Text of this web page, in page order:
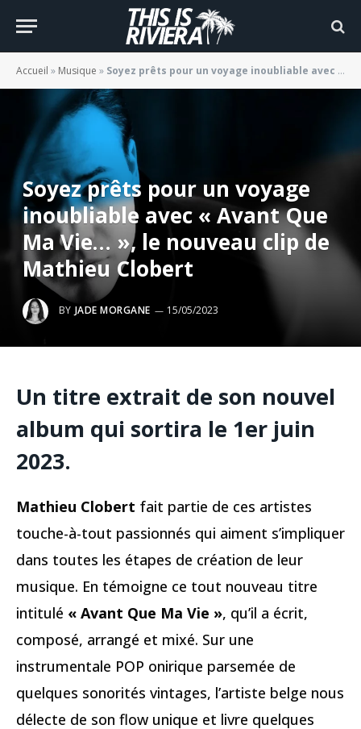
Accueil » Musique » Soyez prêts pour un voyage inoubliable avec « Avant Que Ma Vie… », le nouveau clip de Mathieu Clobert
Soyez prêts pour un voyage
inoubliable avec « Avant Que
Ma Vie… », le nouveau clip de
Mathieu Clobert
BY JADE MORGANE 15/05/2023
Un titre extrait de son nouvel
album qui sortira le 1er juin
2023.
Mathieu Clobert fait partie de ces artistes
touche-à-tout passionnés qui aiment s’impliquer
dans toutes les étapes de création de leur
musique. En témoigne ce tout nouveau titre
intitulé « Avant Que Ma Vie », qu’il a écrit,
composé, arrangé et mixé. Sur une
instrumentale POP onirique parsemée de
quelques sonorités vintages, l’artiste belge nous
délecte de son flow unique et livre quelques